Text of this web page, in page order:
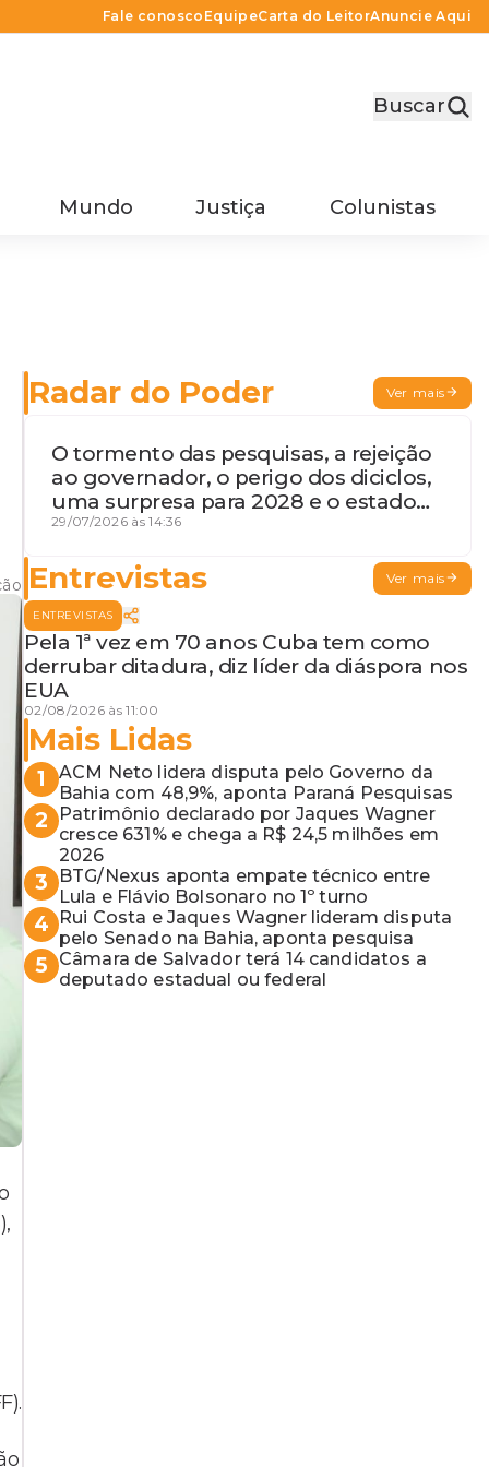
Fale conosco EquipeCarta do LeitorAnuncie Aqui
Buscar
Mundo Justiça Colunistas
Radar do Poder Ver mais
O tormento das pesquisas, a rejeição
ao governador, o perigo dos diciclos,
uma surpresa para 2028 e o estado
de terceira guerra mundial
29/07/2026 às 14:36
Entrevistas Ver mais
ENTREVISTAS
Pela 1ª vez em 70 anos Cuba tem como
derrubar ditadura, diz líder da diáspora nos
EUA
02/08/2026 às 11:00
Mais Lidas
1
ACM Neto lidera disputa pelo Governo da
Bahia com 48,9%, aponta Paraná Pesquisas
2
Patrimônio declarado por Jaques Wagner
cresce 631% e chega a R$ 24,5 milhões em
2026
3
BTG/Nexus aponta empate técnico entre
Lula e Flávio Bolsonaro no 1º turno
4
Rui Costa e Jaques Wagner lideram disputa
pelo Senado na Bahia, aponta pesquisa
5
Câmara de Salvador terá 14 candidatos a
deputado estadual ou federal